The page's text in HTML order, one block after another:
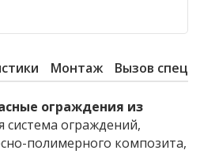
Монтаж Вызов
ограждения из
система ограждений,
полимерного композита,